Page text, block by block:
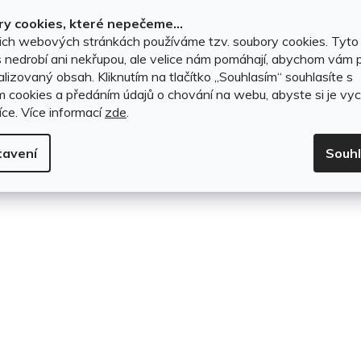
cookies, které nepečeme...
webových stránkách používáme tzv. soubory cookies. Tyto
nedrobí ani nekřupou, ale velice nám pomáhají, abychom vám
obsah. Kliknutím na tlačítko ,,Souhlasím“ souhlasíte s
cookies a předáním údajů o chování na webu, abyste si je
Více informací zde
t
ů
DO KOŠÍKU
v
l
á